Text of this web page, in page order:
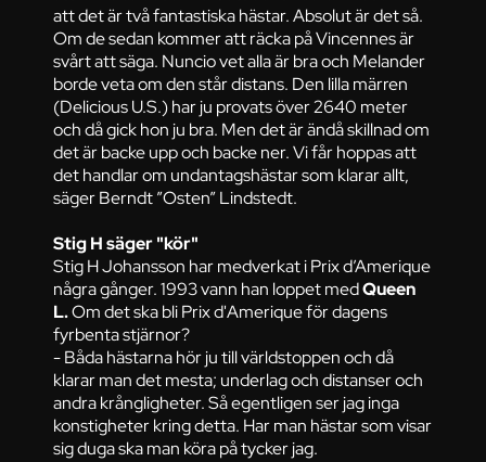
att det är två fantastiska hästar. Absolut är det så.
Om de sedan kommer att räcka på Vincennes är
svårt att säga. Nuncio vet alla är bra och Melander
borde veta om den står distans. Den lilla märren
(Delicious U.S.) har ju provats över 2640 meter
och då gick hon ju bra. Men det är ändå skillnad om
det är backe upp och backe ner. Vi får hoppas att
det handlar om undantagshästar som klarar allt,
säger Berndt ”Osten” Lindstedt.
Stig H säger "kör"
Stig H Johansson har medverkat i Prix d’Amerique
några gånger. 1993 vann han loppet medQueen
L.Om det ska bli Prix d'Amerique för dagens
fyrbenta stjärnor?
- Båda hästarna hör ju till världstoppen och då
klarar man det mesta; underlag och distanser och
andra krångligheter. Så egentligen ser jag inga
konstigheter kring detta. Har man hästar som visar
sig duga ska man köra på tycker jag.